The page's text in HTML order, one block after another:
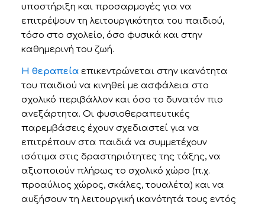
υποστήριξη και προσαρμογές για να
επιτρέψουν τη λειτουργικότητα του παιδιού,
τόσο στο σχολείο, όσο φυσικά και στην
καθημερινή του ζωή.
Η θεραπείαεπικεντρώνεται στην ικανότητα
του παιδιού να κινηθεί με ασφάλεια στο
σχολικό περιβάλλον και όσο το δυνατόν πιο
ανεξάρτητα. Οι φυσιοθεραπευτικές
παρεμβάσεις έχουν σχεδιαστεί για να
επιτρέπουν στα παιδιά να συμμετέχουν
ισότιμα στις δραστηριότητες της τάξης, να
αξιοποιούν πλήρως το σχολικό χώρο (π.χ.
προαύλιος χώρος, σκάλες, τουαλέτα) και να
αυξήσουν τη λειτουργική ικανότητά τους εντός